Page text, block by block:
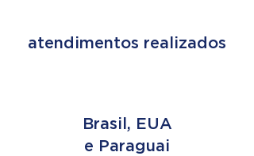
atendimentos realizados
Brasil, EUA
e Paraguai